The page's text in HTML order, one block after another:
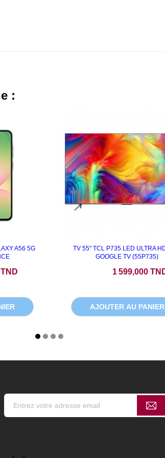
:
A56 5G
TV 55" TCL P735 LED ULTRA
GOOGLE TV (55P735)
1 599,000
AJOUTER AU PANIER